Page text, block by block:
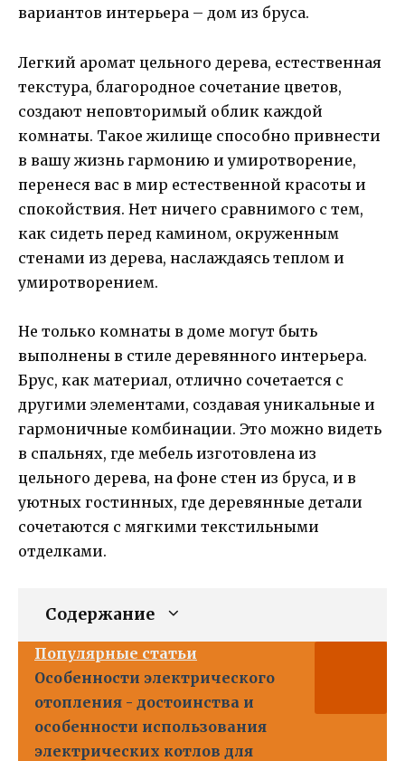
вариантов интерьера – дом из бруса.
Легкий аромат цельного дерева, естественная
текстура, благородное сочетание цветов,
создают неповторимый облик каждой
комнаты. Такое жилище способно привнести
в вашу жизнь гармонию и умиротворение,
перенеся вас в мир естественной красоты и
спокойствия. Нет ничего сравнимого с тем,
как сидеть перед камином, окруженным
стенами из дерева, наслаждаясь теплом и
умиротворением.
Не только комнаты в доме могут быть
выполнены в стиле деревянного интерьера.
Брус, как материал, отлично сочетается с
другими элементами, создавая уникальные и
гармоничные комбинации. Это можно видеть
в спальнях, где мебель изготовлена из
цельного дерева, на фоне стен из бруса, и в
уютных гостинных, где деревянные детали
сочетаются с мягкими текстильными
отделками.
Содержание
Популярные статьи
Особенности электрического
отопления - достоинства и
особенности использования
электрических котлов для